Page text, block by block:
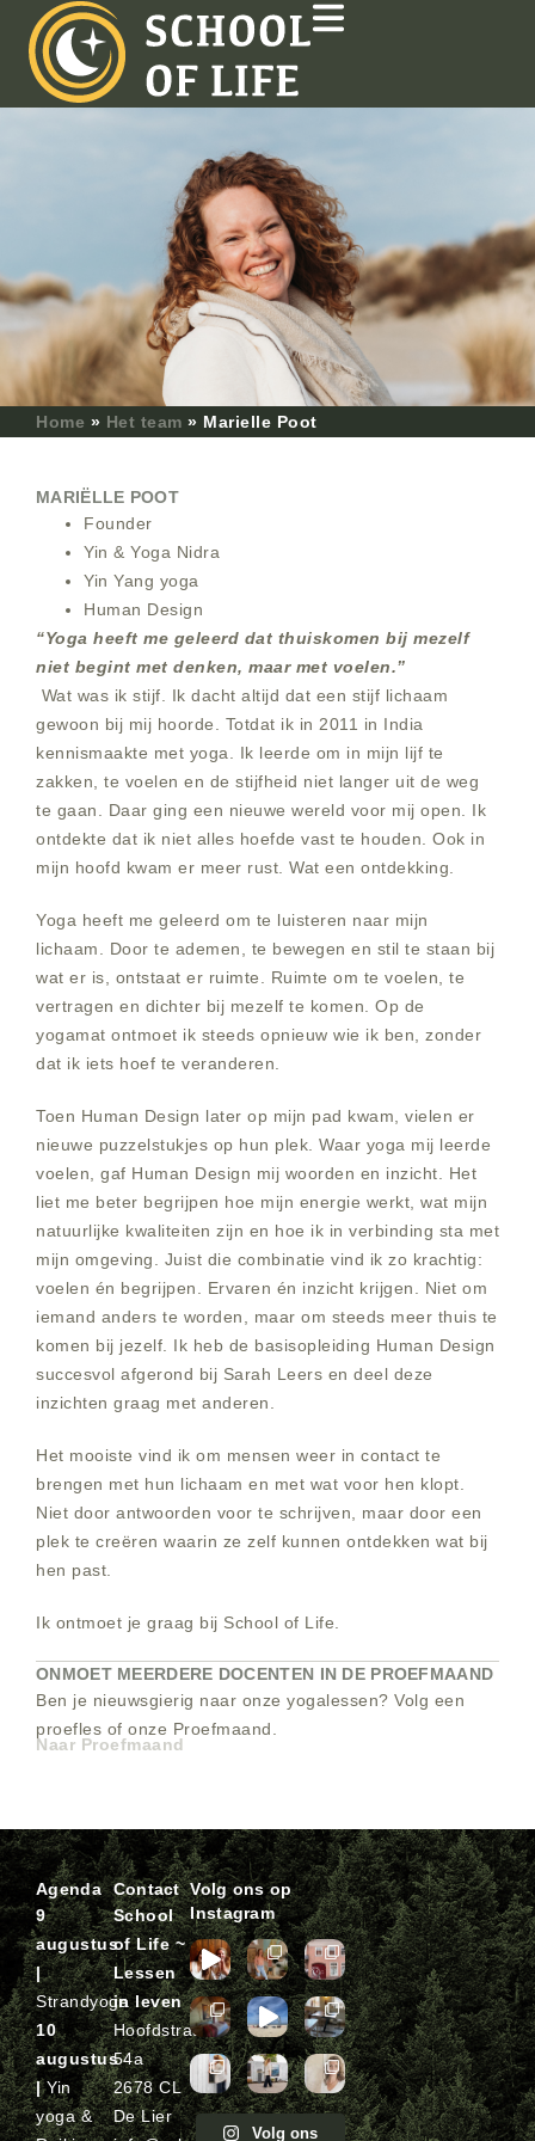
Home » Het team » Marielle Poot
MARIËLLE POOT
Founder
Yin & Yoga Nidra
Yin Yang yoga
Human Design
“Yoga heeft me geleerd dat thuiskomen bij mezelf
niet begint met denken, maar met voelen.”
Wat was ik stijf. Ik dacht altijd dat een stijf lichaam
gewoon bij mij hoorde. Totdat ik in 2011 in India
kennismaakte met yoga. Ik leerde om in mijn lijf te
zakken, te voelen en de stijfheid niet langer uit de weg
te gaan. Daar ging een nieuwe wereld voor mij open. Ik
ontdekte dat ik niet alles hoefde vast te houden. Ook in
mijn hoofd kwam er meer rust. Wat een ontdekking.
Yoga heeft me geleerd om te luisteren naar mijn
lichaam. Door te ademen, te bewegen en stil te staan bij
wat er is, ontstaat er ruimte. Ruimte om te voelen, te
vertragen en dichter bij mezelf te komen. Op de
yogamat ontmoet ik steeds opnieuw wie ik ben, zonder
dat ik iets hoef te veranderen.
Toen Human Design later op mijn pad kwam, vielen er
nieuwe puzzelstukjes op hun plek. Waar yoga mij leerde
voelen, gaf Human Design mij woorden en inzicht. Het
liet me beter begrijpen hoe mijn energie werkt, wat mijn
natuurlijke kwaliteiten zijn en hoe ik in verbinding sta met
mijn omgeving. Juist die combinatie vind ik zo krachtig:
voelen én begrijpen. Ervaren én inzicht krijgen. Niet om
iemand anders te worden, maar om steeds meer thuis te
komen bij jezelf. Ik heb de basisopleiding Human Design
succesvol afgerond bij Sarah Leers en deel deze
inzichten graag met anderen.
Het mooiste vind ik om mensen weer in contact te
brengen met hun lichaam en met wat voor hen klopt.
Niet door antwoorden voor te schrijven, maar door een
plek te creëren waarin ze zelf kunnen ontdekken wat bij
hen past.
Ik ontmoet je graag bij School of Life.
ONMOET MEERDERE DOCENTEN IN DE PROEFMAAND
Ben je nieuwsgierig naar onze yogalessen? Volg een
proefles of onze Proefmaand.
Naar Proefmaand
Agenda
9
augustus
|
Strandyoga
10
augustus
|Yin
yoga &
Contact
School
of Life ~
Lessen
in leven
Hoofdstraat
54a
2678 CL
De Lier
Volg ons op
Instagram
Volg ons